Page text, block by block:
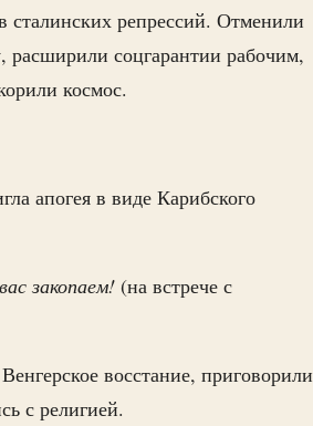
сталинских репрессий. Отменили
расширили соцгарантии рабочим,
космос.
апогея в виде Карибского
закопаем! (на встрече с
восстание, приговорили
с религией.